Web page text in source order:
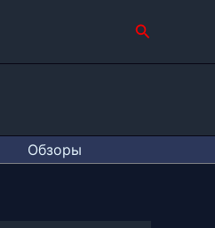
Поиск
Обзоры